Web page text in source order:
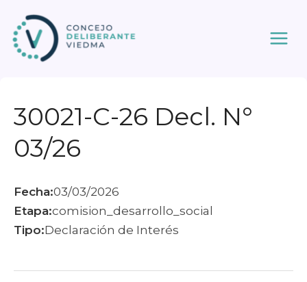
contenido
30021-C-26 Decl. N°
03/26
Fecha:03/03/2026
Etapa:comision_desarrollo_social
Tipo:Declaración de Interés